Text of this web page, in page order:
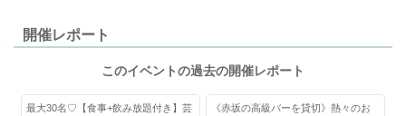
開催レポート
このイベントの過去の開催レポート
最大30名♡【食事+飲み放題付き】芸
《赤坂の高級バーを貸切》熱々のお